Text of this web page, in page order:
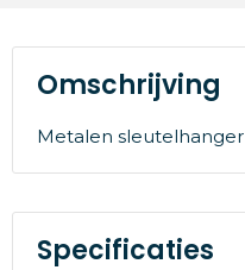
Omschrijving
Metalen
Specificaties